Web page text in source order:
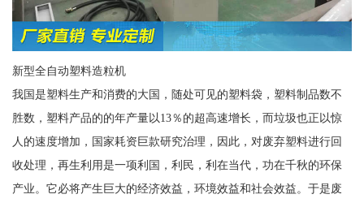
新型全自动塑料造粒机
我国是塑料生产和消费的大国，随处可见的塑料袋，塑料制品数不
胜数，塑料产品的的年产量以13％的超高速增长，而垃圾也正以惊
人的速度增加，国家耗资巨款研究治理，因此，对废弃塑料进行回
收处理，再生利用是一项利国，利民，利在当代，功在千秋的环保
产业。它必将产生巨大的经济效益，环境效益和社会效益。于是废